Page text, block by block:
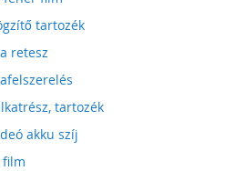
tartozék
retesz
tartozék
akku szíj
film